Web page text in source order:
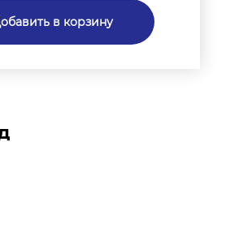
в корзину